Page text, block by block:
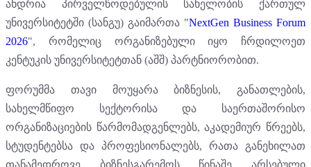
ანდრია პირველწოდებულის სახელობის ქართულ
უნივერსიტეტში (სანგუ) გაიმართა "NextGen Business Forum
2026", რომელიც ორგანიზებული იყო ჩრდილოეთ
კენტუკის უნივერსიტეტთან (აშშ) პარტნიორობით.
ფორუმმა თავი მოუყარა ბიზნესის, განათლების,
სახელმწიფო სექტორისა და საერთაშორისო
ორგანიზაციების წარმომადგენლებს, აკადემიურ წრეებს,
სტუდენტებსა და პროფესიონალებს, რათა განეხილათ
თანამედროვე ბიზნესგარემოს წინაშე არსებული